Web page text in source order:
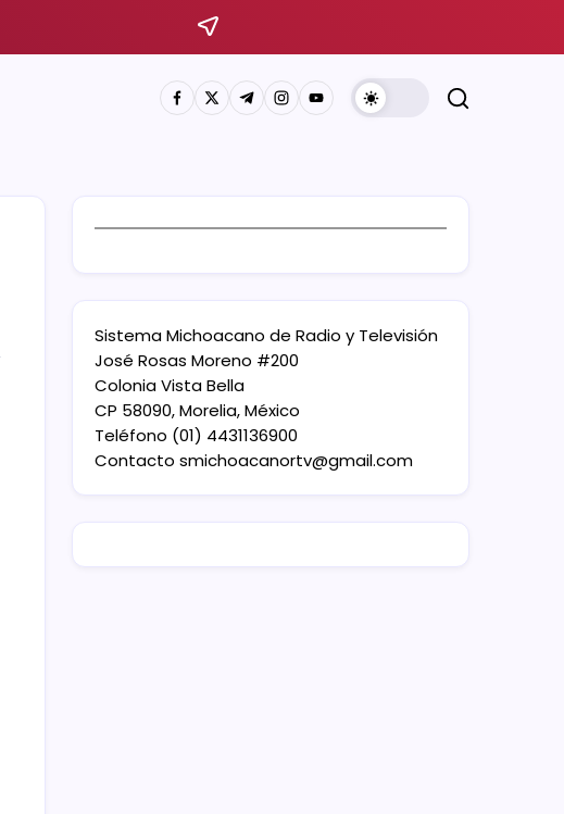
Sistema Michoacano de Radio y Televisión
José Rosas Moreno #200
Colonia Vista Bella
CP 58090, Morelia, México
Teléfono (01) 4431136900
Contacto smichoacanortv@gmail.com